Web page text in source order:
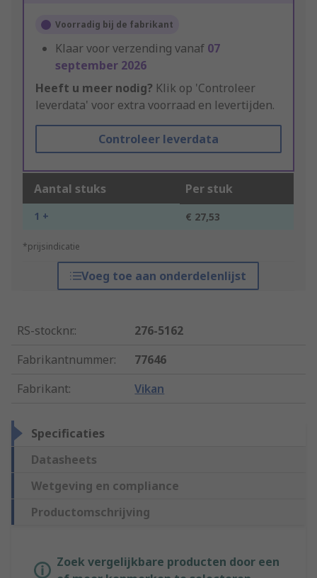
Voorradig bij de fabrikant
Klaar voor verzending vanaf 07
september 2026
Heeft u meer nodig? Klik op 'Controleer
leverdata' voor extra voorraad en levertijden.
Controleer leverdata
Aantal stuks Per stuk
1 + € 27,53
*prijsindicatie
Voeg toe aan onderdelenlijst
RS-stocknr.:
276-5162
Fabrikantnummer:
77646
Fabrikant: Vikan
Specificaties
Datasheets
Wetgeving en compliance
Productomschrijving
Zoek vergelijkbare producten door een